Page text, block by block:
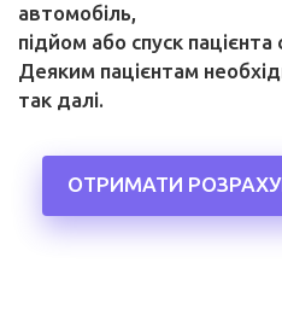
автомобіль,
підйом або спуск
Деяким пацієнтам
так далі.
ОТРИМАТИ